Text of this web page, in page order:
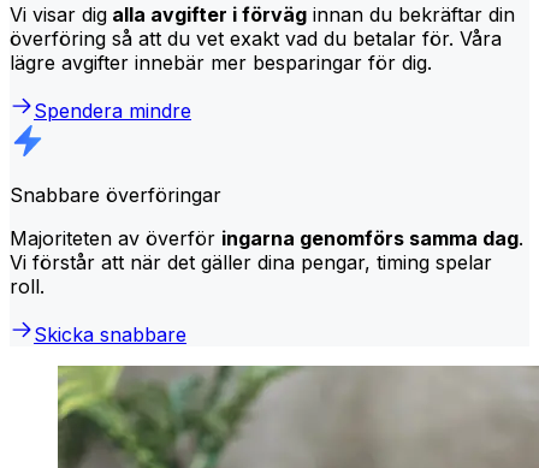
Vi visar dig alla avgifter i förväg innan du bekräftar din
överföring så att du vet exakt vad du betalar för. Våra
lägre avgifter innebär mer besparingar för dig.
Spendera mindre
Snabbare överföringar
Majoriteten av överför ingarna genomförs samma dag.
Vi förstår att när det gäller dina pengar, timing spelar
roll.
Skicka snabbare